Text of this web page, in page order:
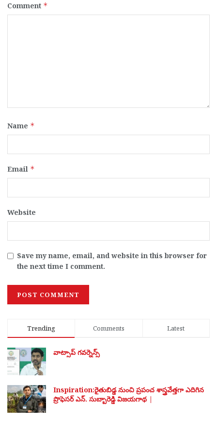
Comment *
Name *
Email *
Website
Save my name, email, and website in this browser for
the next time I comment.
Trending Comments Latest
వాట్సాప్ గవర్నెన్స్
Inspiration:రైతుబిడ్డ నుంచి ప్రపంచ శాస్త్రవేత్తగా ఎదిగిన
ప్రొఫెసర్ ఎన్. సుబ్బారెడ్డి విజయగాథ |